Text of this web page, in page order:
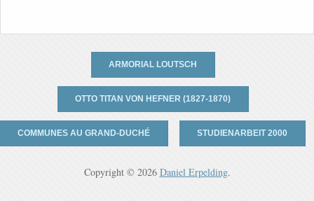
ARMORIAL LOUTSCH
OTTO TITAN VON HEFNER (1827-1870)
COMMUNES AU GRAND-DUCHÉ STUDIENARBEIT 2000
Copyright © 2026 Daniel Erpelding.